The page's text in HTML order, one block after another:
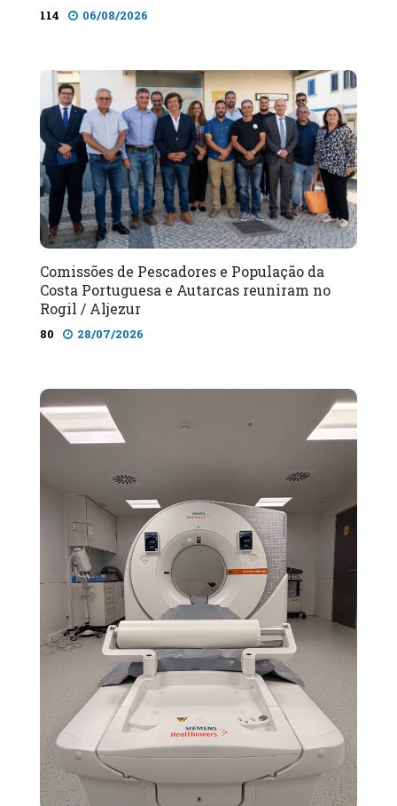
114 06/08/2026
Comissões de Pescadores e População da
Costa Portuguesa e Autarcas reuniram no
Rogil / Aljezur
80 28/07/2026